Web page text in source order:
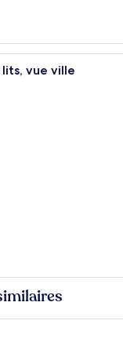
Une
lits, vue ville